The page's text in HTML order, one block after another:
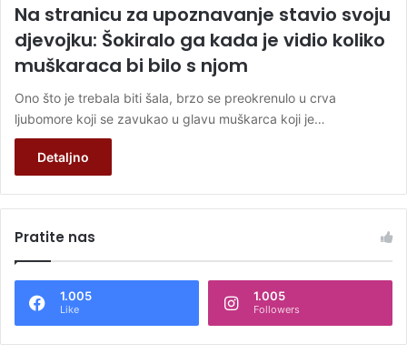
Na stranicu za upoznavanje stavio svoju
djevojku: Šokiralo ga kada je vidio koliko
muškaraca bi bilo s njom
Ono što je trebala biti šala, brzo se preokrenulo u crva
ljubomore koji se zavukao u glavu muškarca koji je…
Detaljno
Pratite nas
1.005
Like
1.005
Followers